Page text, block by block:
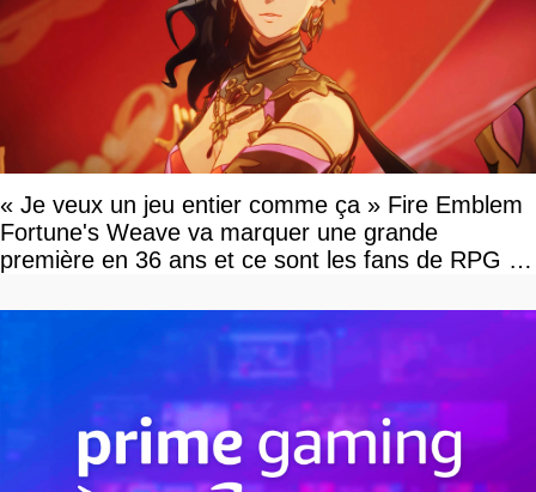
« Je veux un jeu entier comme ça » Fire Emblem
Fortune's Weave va marquer une grande
première en 36 ans et ce sont les fans de RPG en